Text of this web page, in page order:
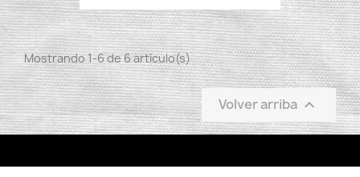
Mostrando 1-6 de 6 artículo(s)
Volver arriba 